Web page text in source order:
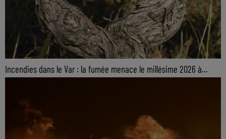
Incendies dans le Var : la fumée menace le millésime 2026 à...